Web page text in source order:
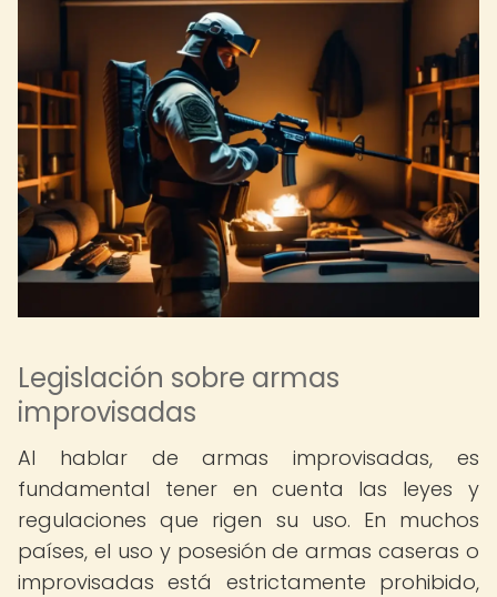
Legislación sobre armas
improvisadas
Al hablar de armas improvisadas, es
fundamental tener en cuenta las leyes y
regulaciones que rigen su uso. En muchos
países, el uso y posesión de armas caseras o
improvisadas está estrictamente prohibido,